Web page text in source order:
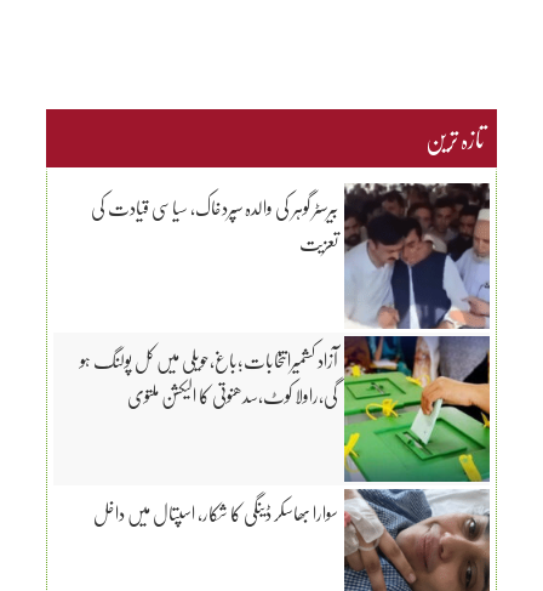
تازہ ترین
بیرسٹر گوہر کی والدہ سپردخاک، سیاسی قیادت کی
تعزیت
آزاد کشمیرانتخابات؛باغ،حویلی میں کل پولنگ ہو
گی،راولا کوٹ،سدھنوتی کا الیکشن ملتوی
سوارا بھاسکر ڈینگی کا شکار، اسپتال میں داخل